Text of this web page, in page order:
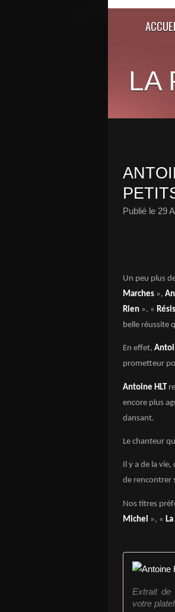
LA
Publié le 29
Un peu plus
Marches »,
Rien », «
belle réussite
En effet,
prometteur
Antoine HLT
encore plus
dansant.
Le chanteur
Il y a de la vie,
de rencontrer
Nos titres
Michel », «
Extrait de
votre